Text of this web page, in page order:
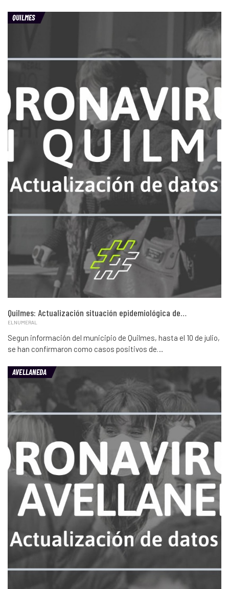
QUILMES
Quilmes: Actualización situación epidemiológica de…
ELNUMERAL
Segun información del municipio de Quilmes, hasta el 10 de julio,
se han confirmaron como casos positivos de…
AVELLANEDA